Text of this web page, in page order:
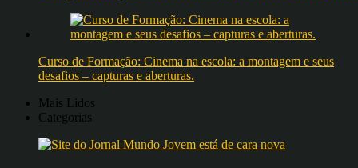
Curso de Formação: Cinema na escola: a montagem e seus
desafios – capturas e aberturas.
Mais Lidos
Categorias